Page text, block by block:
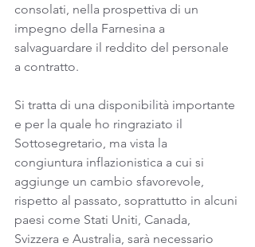
consolati, nella prospettiva di un
impegno della Farnesina a
salvaguardare il reddito del personale
a contratto.
Si tratta di una disponibilità importante
e per la quale ho ringraziato il
Sottosegretario, ma vista la
congiuntura inflazionistica a cui si
aggiunge un cambio sfavorevole,
rispetto al passato, soprattutto in alcuni
paesi come Stati Uniti, Canada,
Svizzera e Australia, sarà necessario